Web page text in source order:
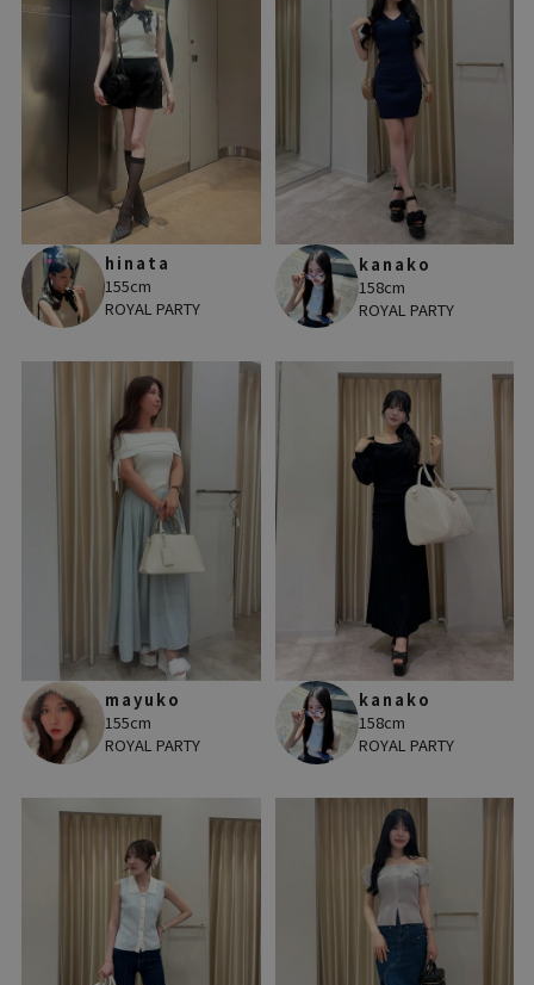
hinata
155cm
ROYAL PARTY
kanako
158cm
ROYAL PARTY
mayuko
155cm
ROYAL PARTY
kanako
158cm
ROYAL PARTY